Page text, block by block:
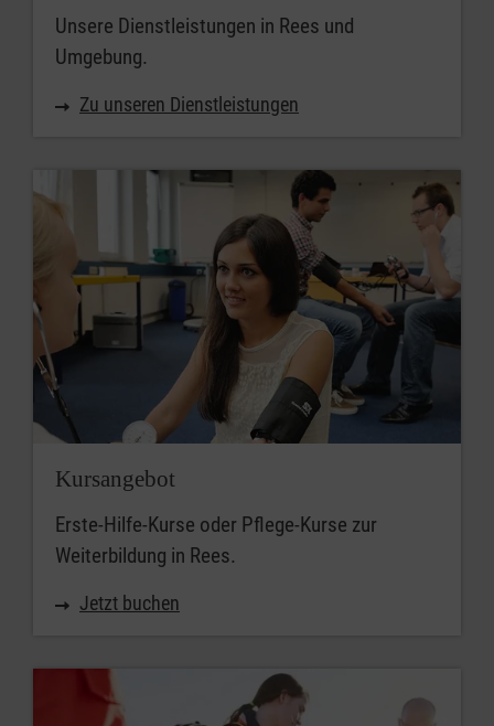
Unsere Dienstleistungen in Rees und
Umgebung.
Zu unseren Dienstleistungen
Kursangebot
Erste-Hilfe-Kurse oder Pflege-Kurse zur
Weiterbildung in Rees.
Jetzt buchen